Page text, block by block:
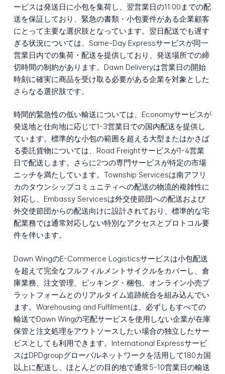
ービスは発送日に小包を集荷し、翌営業日の11:00までの配
送を保証しており、緊急の書類・小包要件がある企業顧客
にとって主要な選択肢となっています。翌日配送でも遅す
ぎる状況については、Same-Day Expressサービスが同一
営業日内での集荷・配送を提供しており、発送場所での締
切時間の制約があります。Dawn Deliveryは営業日の開始
時刻に確実に商品を受け取る必要がある企業を対象とした
さらなる選択肢です。
時間的緊急性の低い輸送については、Economyサービスが
発送地と仕向地に応じて1-3営業日での国内配送を提供し
ています。標準的な小包の範囲を超える大型またはかさば
る委託貨物については、Road Freightサービスが1-4営業
日で配送します。さらに2つの専門サービスが特定の市場
ニッチを満たしています。Township Servicesは南アフリ
カのタウンシップコミュニティへの配送の物流的複雑性に
対応し、Embassy Servicesは外交使節団への配送および
外交使節団からの配送向けに設計されており、標準的な宅
配業務では通常対応しない特別なアクセスとプロトコル要
件を伴います。
Dawn WingのE-Commerce Logisticsサービスは小包配送
を超えて完全なフルフィルメントサイクルをカバーし、倉
庫業務、注文管理、ピッキング・梱包、オンライン小売プ
ラットフォームとのリアルタイム追跡統合を組み込んでい
ます。Warehousing and Fulfilmentは、必ずしもすべての
輸送でDawn Wingの宅配サービスを使用しない企業が在庫
保管と注文処理をアウトソースしたい場合の独立したサー
ビスとしても利用できます。International Expressサービ
スはDPDgroupグローバルネットワークを活用して180カ国
以上に配送し、ほとんどの目的地で通常5-10営業日の輸送